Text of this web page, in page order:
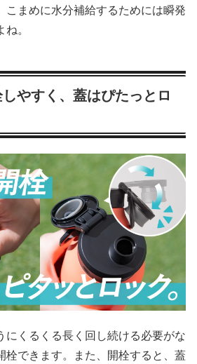
こまめに水分補給するためには瞬発
。
やすく、蓋はぴたっとロ
くるくる長く回し続ける必要がな
栓できます。また、開栓すると、蓋